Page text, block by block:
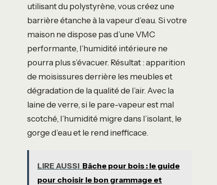
utilisant du polystyrène, vous créez une
barrière étanche à la vapeur d’eau. Si votre
maison ne dispose pas d’une VMC
performante, l’humidité intérieure ne
pourra plus s’évacuer. Résultat : apparition
de moisissures derrière les meubles et
dégradation de la qualité de l’air. Avec la
laine de verre, si le pare-vapeur est mal
scotché, l’humidité migre dans l’isolant, le
gorge d’eau et le rend inefficace.
LIRE AUSSI Bâche pour bois : le guide
pour choisir le bon grammage et